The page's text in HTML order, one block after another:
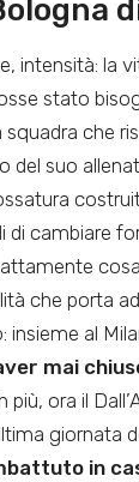
intensità: la
stato
squadra che
del suo
di cambiare
che porta
insieme al
mai
più, ora il
giornata
in